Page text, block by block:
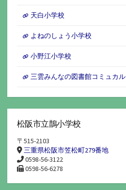
天白小学校
よねのしょう小学校
小野江小学校
三雲みんなの図書館コミュカル
松阪市立鵲小学校
〒515-2103
三重県松阪市笠松町279番地
0598-56-3122
0598-56-6278